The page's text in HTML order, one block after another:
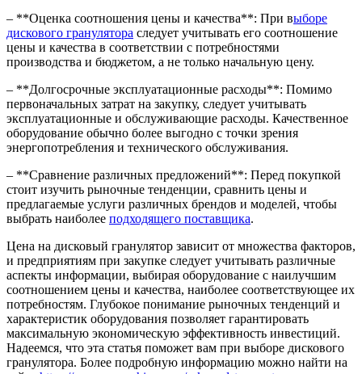
– **Оценка соотношения цены и качества**: При выборе
дискового гранулятора следует учитывать его соотношение
цены и качества в соответствии с потребностями
производства и бюджетом, а не только начальную цену.
– **Долгосрочные эксплуатационные расходы**: Помимо
первоначальных затрат на закупку, следует учитывать
эксплуатационные и обслуживающие расходы. Качественное
оборудование обычно более выгодно с точки зрения
энергопотребления и технического обслуживания.
– **Сравнение различных предложений**: Перед покупкой
стоит изучить рыночные тенденции, сравнить цены и
предлагаемые услуги различных брендов и моделей, чтобы
выбрать наиболее подходящего поставщика.
Цена на дисковый гранулятор зависит от множества факторов,
и предприятиям при закупке следует учитывать различные
аспекты информации, выбирая оборудование с наилучшим
соотношением цены и качества, наиболее соответствующее их
потребностям. Глубокое понимание рыночных тенденций и
характеристик оборудования позволяет гарантировать
максимальную экономическую эффективность инвестиций.
Надеемся, что эта статья поможет вам при выборе дискового
гранулятора. Более подробную информацию можно найти на